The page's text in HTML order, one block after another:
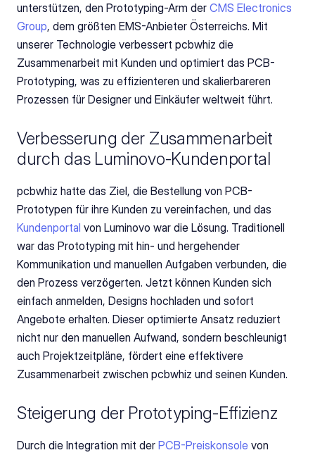
unterstützen, den Prototyping-Arm der CMS Electronics
Group, dem größten EMS-Anbieter Österreichs. Mit
unserer Technologie verbessert pcbwhiz die
Zusammenarbeit mit Kunden und optimiert das PCB-
Prototyping, was zu effizienteren und skalierbareren
Prozessen für Designer und Einkäufer weltweit führt.
Verbesserung der Zusammenarbeit
durch das Luminovo-Kundenportal
pcbwhiz hatte das Ziel, die Bestellung von PCB-
Kundenportal von Luminovo war die Lösung. Traditionell
war das Prototyping mit hin- und hergehender
Kommunikation und manuellen Aufgaben verbunden, die
den Prozess verzögerten. Jetzt können Kunden sich
einfach anmelden, Designs hochladen und sofort
Angebote erhalten. Dieser optimierte Ansatz reduziert
nicht nur den manuellen Aufwand, sondern beschleunigt
auch Projektzeitpläne, fördert eine effektivere
Zusammenarbeit zwischen pcbwhiz und seinen Kunden.
Steigerung der Prototyping-Effizienz
Durch die Integration mit der PCB-Preiskonsole von